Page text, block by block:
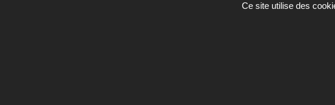
Ce site utilise des